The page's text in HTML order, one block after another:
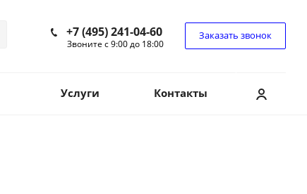
+7 (495) 241-04-60
Звоните с 9:00 до 18:00
Заказать звонок
Услуги Контакты